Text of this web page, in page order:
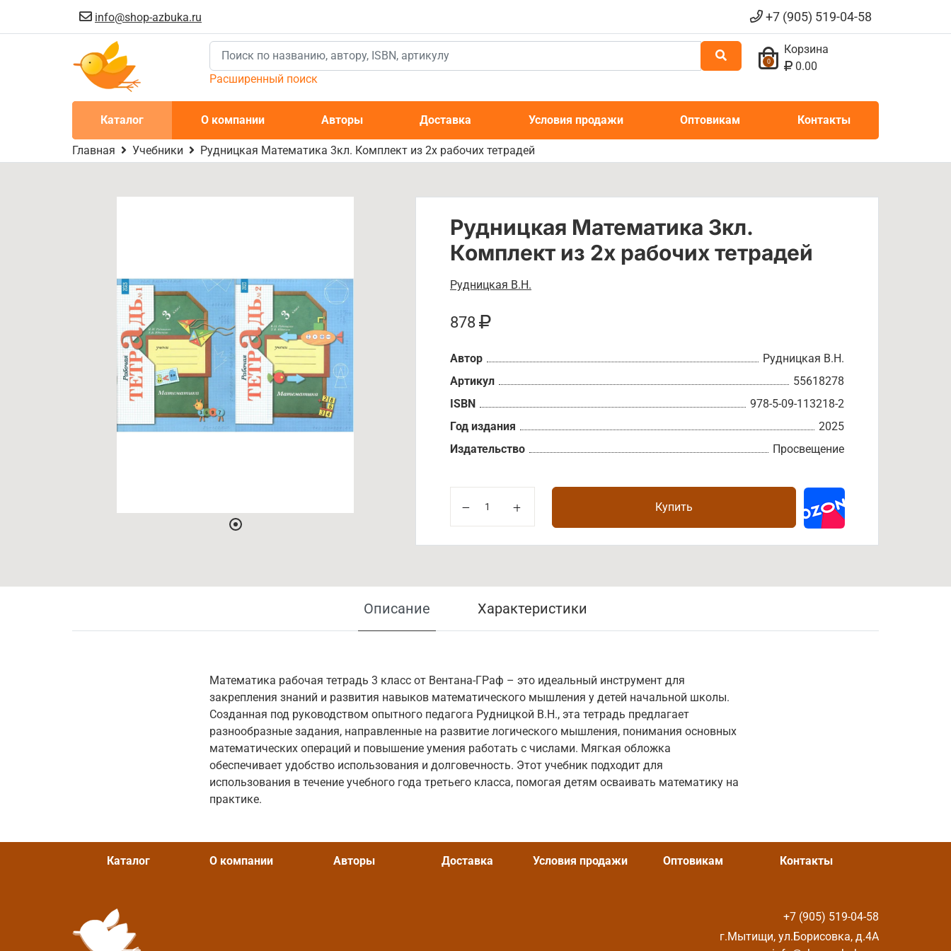
info@shop-azbuka.ru +7 (905) 519-04-58
Расширенный поиск
0
Корзина
0.00
Каталог О компании Авторы Доставка Условия продажи Оптовикам Контакты
Главная Учебники Рудницкая Математика 3кл. Комплект из 2х рабочих тетрадей
Рудницкая Математика 3кл.
Комплект из 2х рабочих тетрадей
Рудницкая В.Н.
878
Автор
Рудницкая В.Н.
Артикул
55618278
ISBN
978-5-09-113218-2
Год издания
2025
Издательство
Просвещение
Купить
Описание Характеристики
Математика рабочая тетрадь 3 класс от Вентана-ГРаф – это идеальный инструмент для
закрепления знаний и развития навыков математического мышления у детей начальной школы.
Созданная под руководством опытного педагога Рудницкой В.Н., эта тетрадь предлагает
разнообразные задания, направленные на развитие логического мышления, понимания основных
математических операций и повышение умения работать с числами. Мягкая обложка
обеспечивает удобство использования и долговечность. Этот учебник подходит для
использования в течение учебного года третьего класса, помогая детям осваивать математику на
практике.
Каталог О компании Авторы Доставка Условия продажи Оптовикам Контакты
+7 (905) 519-04-58
г.Мытищи, ул.Борисовка, д.4А